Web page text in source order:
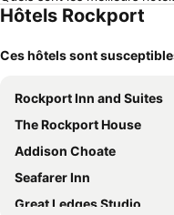
Hôtels Rockport
Ces hôtels sont
Rockport Inn and Suites
The Rockport House
Addison Choate
Seafarer Inn
Great Ledges Studio